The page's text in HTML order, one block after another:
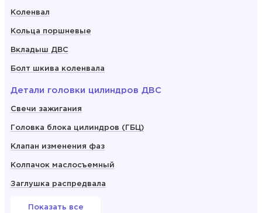
Коленвал
Кольца поршневые
Вкладыш ДВС
Болт шкива коленвала
Детали головки цилиндров ДВС
Свечи зажигания
Головка блока цилиндров (ГБЦ)
Клапан изменения фаз
Колпачок маслосъемный
Заглушка распредвала
Показать все